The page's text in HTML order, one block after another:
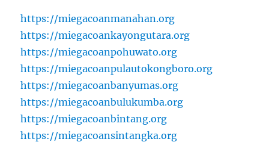
https://miegacoanmanahan.org
https://miegacoankayongutara.org
https://miegacoanpohuwato.org
https://miegacoanpulautokongboro.org
https://miegacoanbanyumas.org
https://miegacoanbulukumba.org
https://miegacoanbintang.org
https://miegacoansintangka.org